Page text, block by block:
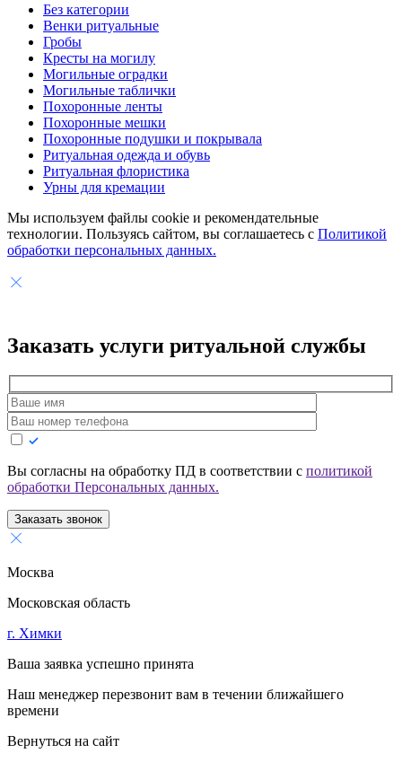
Без категории
Венки ритуальные
Гробы
Кресты на могилу
Могильные оградки
Могильные таблички
Похоронные ленты
Похоронные мешки
Похоронные подушки и покрывала
Ритуальная одежда и обувь
Ритуальная флористика
Урны для кремации
Мы используем файлы cookie и рекомендательные
технологии. Пользуясь сайтом, вы соглашаетесь с Политикой
обработки персональных данных.
Заказать услуги ритуальной службы
Вы согласны на обработку ПД в соответствии с политикой
обработки Персональных данных.
Заказать звонок
Москва
Московская область
г. Химки
Ваша заявка успешно принята
Наш менеджер перезвонит вам в течении ближайшего
времени
Вернуться на сайт